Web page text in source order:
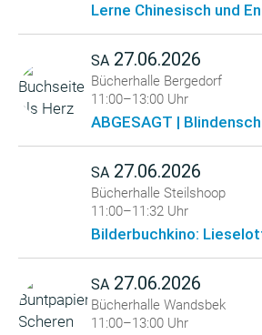
Lerne Chinesisch und
SA 27.06.2026
Bücherhalle Bergedorf
11:00–13:00 Uhr
ABGESAGT |
SA 27.06.2026
Bücherhalle Steilshoop
11:00–11:32 Uhr
Bilderbuchkino:
SA 27.06.2026
Bücherhalle Wandsbek
11:00–13:00 Uhr